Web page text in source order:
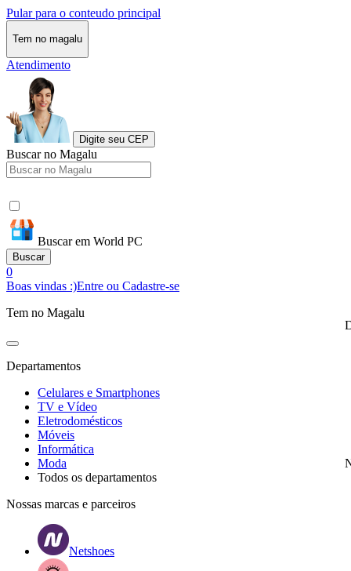
Pular para o conteudo principal
Tem no magalu
Atendimento
Digite seu CEP
Buscar no Magalu
Buscar em World PC
Buscar
0
Boas vindas :)Entre ou Cadastre-se
Tem no Magalu
Departamentos
Celulares e Smartphones
TV e Vídeo
Eletrodomésticos
Móveis
Informática
Moda
Todos os departamentos
Nossas marcas e parceiros
Netshoes